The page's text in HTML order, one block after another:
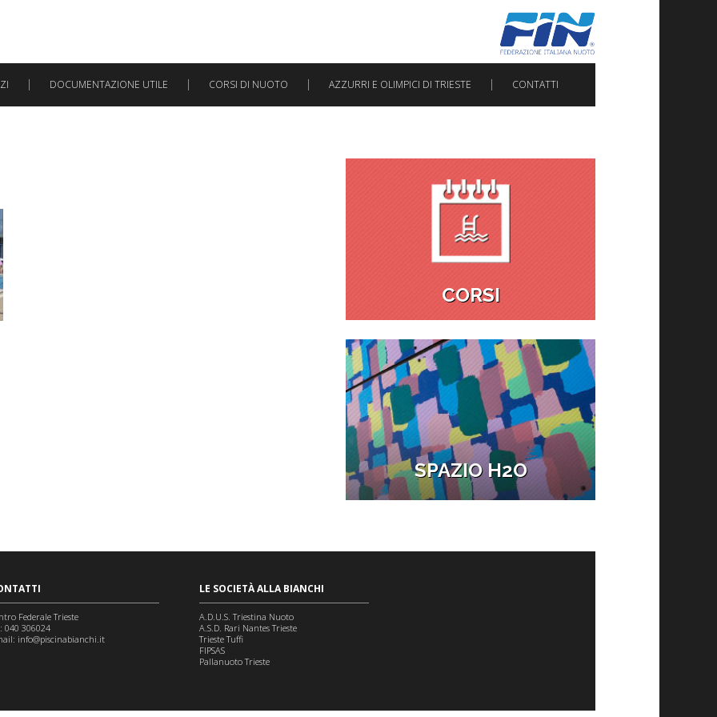
DOCUMENTAZIONE UTILE CORSI DI NUOTO AZZURRI E OLIMPICI DI TRIESTE CONTATTI
CORSI
SPAZIO H2O
Federale Trieste
040 306024
info@piscinabianchi.it
LE SOCIETÀ ALLA BIANCHI
A.D.U.S. Triestina Nuoto
A.S.D. Rari Nantes Trieste
Trieste Tuffi
FIPSAS
Pallanuoto Trieste